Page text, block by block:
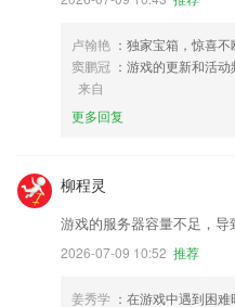
卢翰艳 ：独家宝箱，惊喜
窦鹏冠 ：游戏的更新和活
来自
更多回复
柳程灵
游戏的服务器容量不足，导
2026-07-09 10:52 推荐
姜秀学 ：在游戏中遇到困